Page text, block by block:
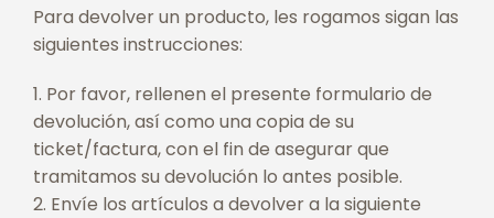
Para devolver un producto, les rogamos sigan las
siguientes instrucciones:
Por favor, rellenen el presente formulario de
devolución, así como una copia de su
ticket/factura, con el fin de asegurar que
tramitamos su devolución lo antes posible.
Envíe los artículos a devolver a la siguiente